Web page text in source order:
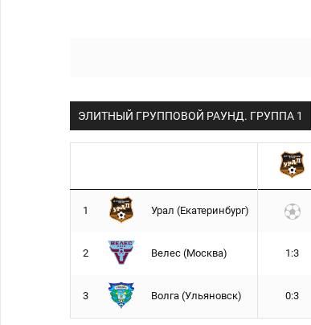
ЭЛИТНЫЙ ГРУППОВОЙ РАУНД. ГРУППA 1
1 Урал (Екатеринбург)
2 Велес (Москва) 1:3
3 Волга (Ульяновск) 0:3